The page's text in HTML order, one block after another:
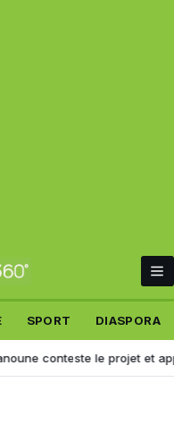
SPORT DIASPORA
conteste le projet et appelle